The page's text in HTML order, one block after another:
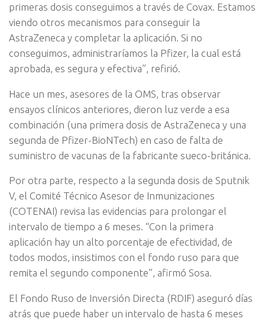
primeras dosis conseguimos a través de Covax. Estamos
viendo otros mecanismos para conseguir la
AstraZeneca y completar la aplicación. Si no
conseguimos, administraríamos la Pfizer, la cual está
aprobada, es segura y efectiva”, refirió.
Hace un mes, asesores de la OMS, tras observar
ensayos clínicos anteriores, dieron luz verde a esa
combinación (una primera dosis de AstraZeneca y una
segunda de Pfizer-BioNTech) en caso de falta de
suministro de vacunas de la fabricante sueco-británica.
Por otra parte, respecto a la segunda dosis de Sputnik
V, el Comité Técnico Asesor de Inmunizaciones
(COTENAI) revisa las evidencias para prolongar el
intervalo de tiempo a 6 meses. “Con la primera
aplicación hay un alto porcentaje de efectividad, de
todos modos, insistimos con el fondo ruso para que
remita el segundo componente”, afirmó Sosa.
El Fondo Ruso de Inversión Directa (RDIF) aseguró días
atrás que puede haber un intervalo de hasta 6 meses